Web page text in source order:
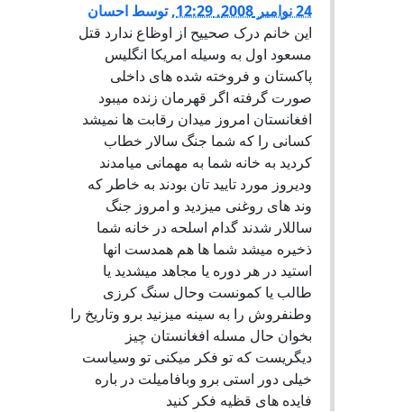
24 نوامبر 2008, 12:29 ,توسط احسان
اين خانم درک صحييح از اوظاع ندارد قتل
مسعود اول به وسيله امريکا انگليس
پاکستان و فروخته شده های داخلی
صورت گرفته اگر قهرمان زنده ميبود
افغانستان امروز ميدان رقابت ها نميشد
کسانی را که شما جنگ سالار خطاب
کرديد به خانه شما به مهمانی میامدند
وديروز مورد تاييد تان بودند به خاطر که
وند های روغنی ميزديد و امروز جنگ
ساللار شدند گدام اسلحه در خانه شما
ذخيره ميشد شما ها هم همدست انها
استيد در هر دوره يا مجاهد ميشديد يا
طالب يا کمونست وحال سنگ کرزی
وطنفروش را به سينه ميزنيد برو وتاريخ را
بخوان حال مسله افغانستان چيز
ديگريست که تو فکر ميکنی تو وسياست
خيلی دور استی برو وبافاميلت در باره
فايده های قظيه فکر کنيد